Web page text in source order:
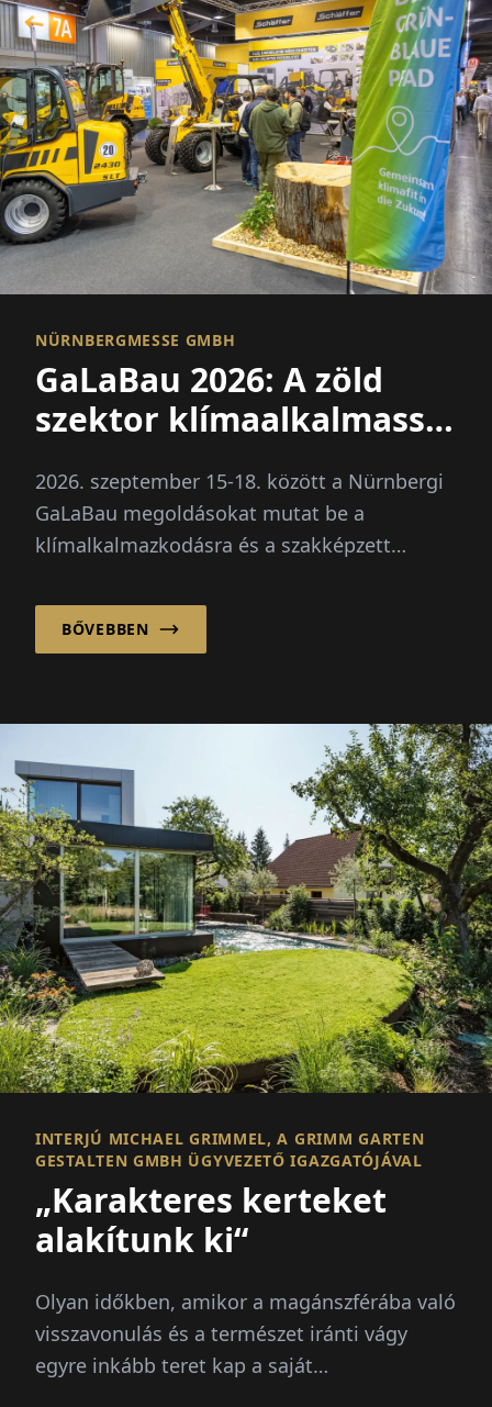
NÜRNBERGMESSE GMBH
GaLaBau 2026: A zöld
szektor klímaalkalmassá
2026. szeptember 15-18. között a Nürnbergi
GaLaBau megoldásokat mutat be a
klímalkalmazkodásra és a szakképzett
jövőbeli tér a digitalizáció és mesterséges
intelligencia számára.
BŐVEBBEN
INTERJÚ MICHAEL GRIMMEL, A GRIMM GARTEN
GESTALTEN GMBH ÜGYVEZETŐ IGAZGATÓJÁVAL
„Karakteres kerteket
alakítunk ki“
Olyan időkben, amikor a magánszférába való
visszavonulás és a természet iránti vágy
egyre inkább teret kap a saját